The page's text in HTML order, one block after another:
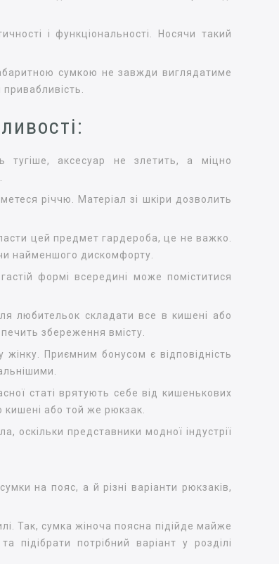
і функціональності. Носячи такий
сумкою не завжди виглядатиме
привабливість.
тугіше, аксесуар не злетить, а міцно
річчю. Матеріал зі шкіри дозволить
цей предмет гардероба, це не важко.
найменшого дискомфорту.
формі всередині може поміститися
любительок складати все в кишені або
збереження вмісту.
жінку. Приємним бонусом є відповідність
статі врятують себе від кишенькових
кишені або той же рюкзак.
оскільки представники модної індустрії
на пояс, а й різні варіанти рюкзаків,
Так, сумка жіноча поясна підійде майже
потрібний варіант у розділі